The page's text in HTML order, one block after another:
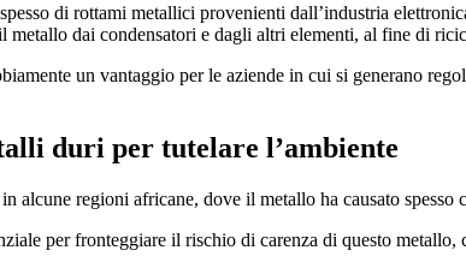
di rottami metallici provenienti dall’industria
metallo dai condensatori e dagli altri elementi, al fine di
un vantaggio per le aziende in cui si generano
duri per tutelare l’ambiente
alcune regioni africane, dove il metallo ha causato
per fronteggiare il rischio di carenza di questo